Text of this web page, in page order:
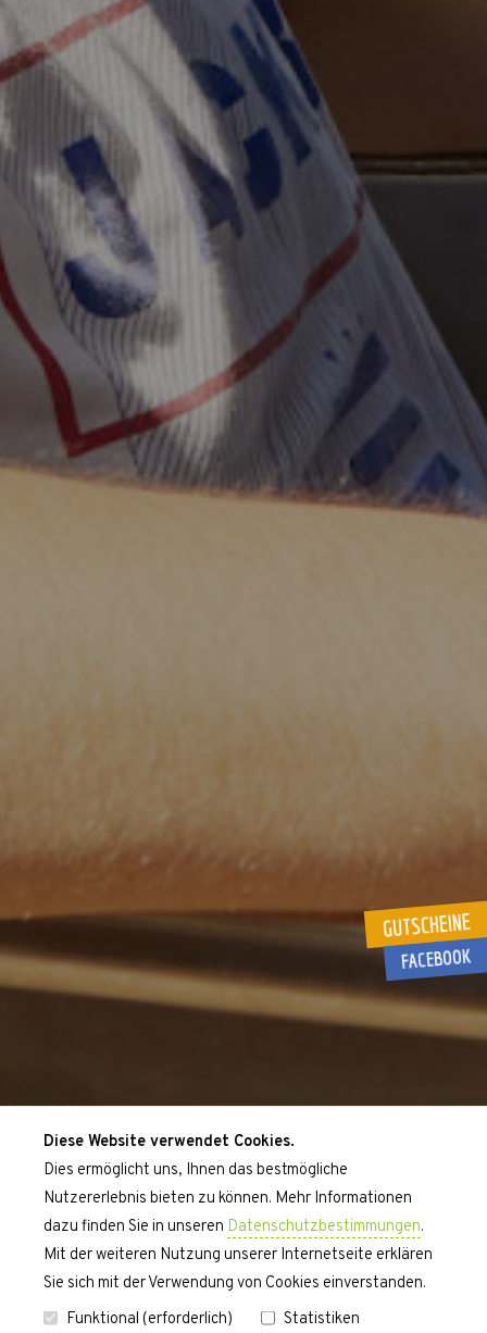
GUTSCHEINE
FACEBOOK
Diese Website verwendet Cookies.
Dies ermöglicht uns, Ihnen das bestmögliche
Nutzererlebnis bieten zu können. Mehr Informationen
dazu finden Sie in unseren Datenschutzbestimmungen.
Mit der weiteren Nutzung unserer Internetseite erklären
Sie sich mit der Verwendung von Cookies einverstanden.
Funktional (erforderlich)
Statistiken